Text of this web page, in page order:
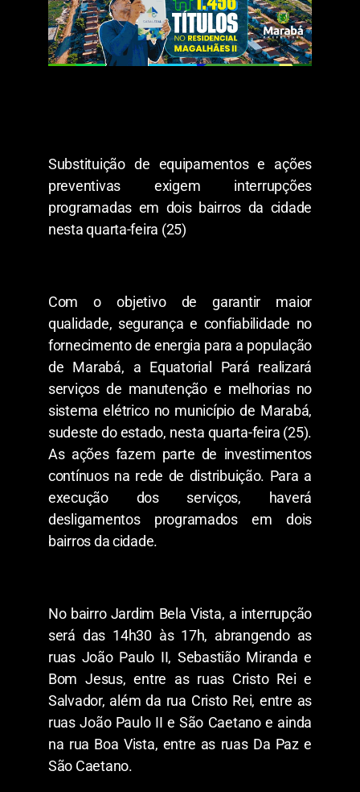
Substituição de equipamentos e ações
preventivas exigem interrupções
programadas em dois bairros da cidade
nesta quarta-feira (25)
Com o objetivo de garantir maior
qualidade, segurança e confiabilidade no
fornecimento de energia para a população
de Marabá, a Equatorial Pará realizará
serviços de manutenção e melhorias no
sistema elétrico no município de Marabá,
sudeste do estado, nesta quarta-feira (25).
As ações fazem parte de investimentos
contínuos na rede de distribuição. Para a
execução dos serviços, haverá
desligamentos programados em dois
bairros da cidade.
No bairro Jardim Bela Vista, a interrupção
será das 14h30 às 17h, abrangendo as
ruas João Paulo II, Sebastião Miranda e
Bom Jesus, entre as ruas Cristo Rei e
Salvador, além da rua Cristo Rei, entre as
ruas João Paulo II e São Caetano e ainda
na rua Boa Vista, entre as ruas Da Paz e
São Caetano.